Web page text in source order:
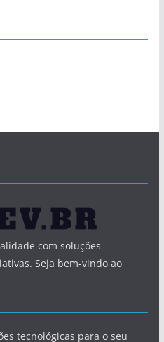
com soluções
Seja bem-vindo ao
tecnológicas para o seu